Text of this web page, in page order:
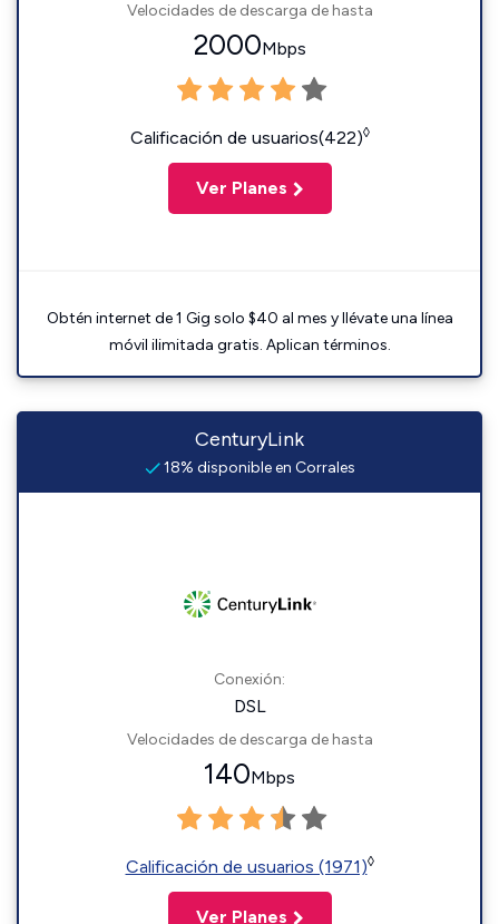
Velocidades de descarga de hasta
2000Mbps
Calificación de usuarios(422)◊
Ver Planes
Obtén internet de 1 Gig solo $40 al mes y llévate una línea
móvil ilimitada gratis. Aplican términos.
CenturyLink
18% disponible en Corrales
Conexión:
DSL
Velocidades de descarga de hasta
140Mbps
Calificación de usuarios (1971)◊
Ver Planes